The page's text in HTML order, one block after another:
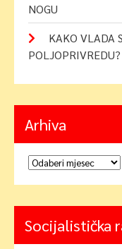
NOGU
KAKO VLADA
POLJOPRIVREDU?
Arhiva
Arhiva
Socijalistička